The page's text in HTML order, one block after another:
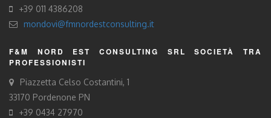
+39 011 4386208
mondovi@fmnordestconsulting.it
F&M NORD EST CONSULTING SRL SOCIETÀ TRA
PROFESSIONISTI
Piazzetta Celso Costantini, 1
33170 Pordenone PN
+39 0434 27970